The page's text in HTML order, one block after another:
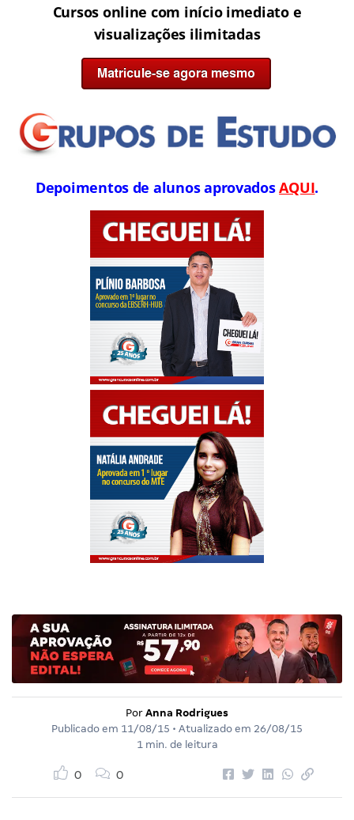
Cursos online com início imediato e
visualizações ilimitadas
Depoimentos de alunos aprovadosAQUI.
Por Anna Rodrigues
Publicado em 11/08/15 • Atualizado em 26/08/15
1 min. de leitura
0 0